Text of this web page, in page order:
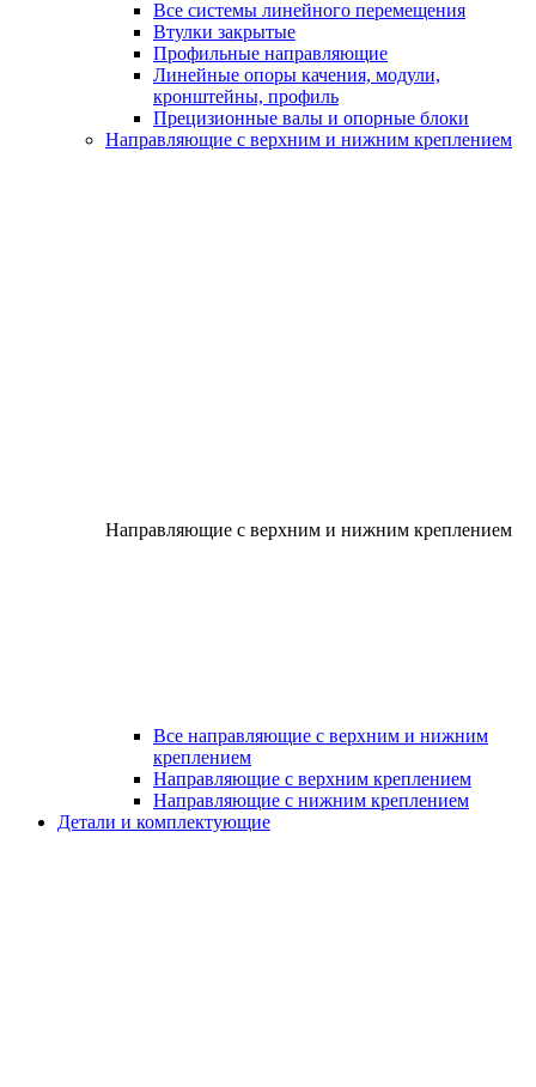
Все системы линейного перемещения
Втулки закрытые
Профильные направляющие
Линейные опоры качения, модули,
кронштейны, профиль
Прецизионные валы и опорные блоки
Направляющие с верхним и нижним креплением
Направляющие с верхним и нижним креплением
Все направляющие с верхним и нижним
креплением
Направляющие с верхним креплением
Направляющие с нижним креплением
Детали и комплектующие